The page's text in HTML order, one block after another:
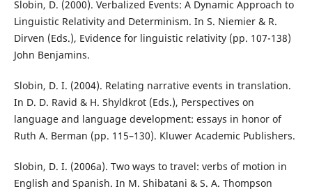
Slobin, D. (2000). Verbalized Events: A Dynamic Approach to
Linguistic Relativity and Determinism. In S. Niemier & R.
Dirven (Eds.), Evidence for linguistic relativity (pp. 107-138)
John Benjamins.
Slobin, D. I. (2004). Relating narrative events in translation.
In D. D. Ravid & H. Shyldkrot (Eds.), Perspectives on
language and language development: essays in honor of
Ruth A. Berman (pp. 115–130). Kluwer Academic Publishers.
Slobin, D. I. (2006a). Two ways to travel: verbs of motion in
English and Spanish. In M. Shibatani & S. A. Thompson